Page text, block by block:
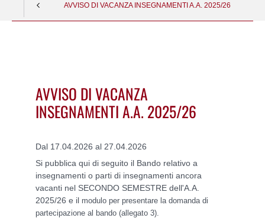
AVVISO DI VACANZA INSEGNAMENTI A.A. 2025/26
AVVISO DI VACANZA
INSEGNAMENTI A.A. 2025/26
Dal 17.04.2026 al 27.04.2026
Si pubblica qui di seguito il Bando relativo a
insegnamenti o parti di insegnamenti ancora
vacanti nel SECONDO SEMESTRE dell'A.A.
2025/26 e il modulo per presentare la domanda di
partecipazione al bando (allegato 3).